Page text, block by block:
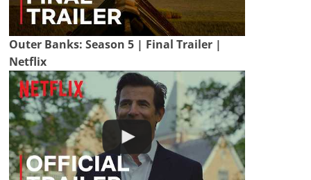
Outer Banks: Season 5 | Final Trailer |
Netflix